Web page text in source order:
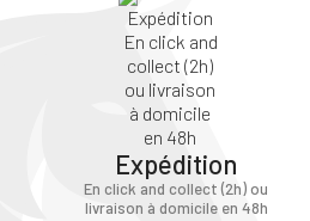
Expédition
En click and collect (2h) ou
livraison à domicile en 48h